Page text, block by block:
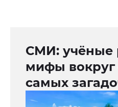
СМИ: учёные
мифы вокруг
самых